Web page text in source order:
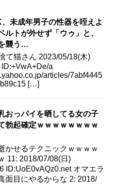
、未成年男子の性器を咥えよ
ルトが外せず「ウゥ」と、
襲う…
て猫さん 2023/05/18(木)
a
articles/7abf4445
[…]
おっパイを晒してる女の子
勃起確定ｗｗｗｗｗｗｗｗ
かせるテクニックｗｗｗｗ
11: 2018/07/08(日)
ID:UoE0vAQz0.net オマエラ
面目にやるからな 2: 2018/